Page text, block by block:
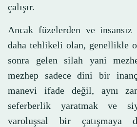
çalışır.
Ancak füzelerden ve insansız
daha tehlikeli olan, genellikle
sonra gelen silah yani
mezhep sadece dini bir
manevi ifade değil, aynı
seferberlik yaratmak ve
varoluşsal bir çatışmaya